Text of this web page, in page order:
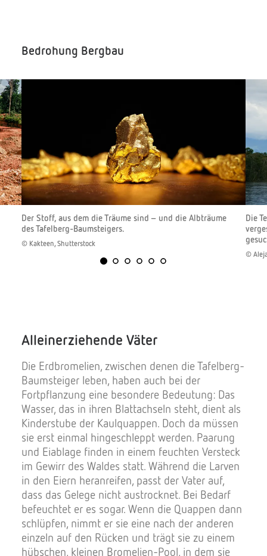
Bedrohung Bergbau
Der Stoff, aus dem die Träume sind – und die Albträume
des Tafelberg-Baumsteigers.
© Kakteen, Shutterstock
Die
©
Alleinerziehende Väter
Die Erdbromelien, zwischen denen die Tafelberg-
Baumsteiger leben, haben auch bei der
Fortpflanzung eine besondere Bedeutung: Das
Wasser, das in ihren Blattachseln steht, dient als
Kinderstube der Kaulquappen. Doch da müssen
sie erst einmal hingeschleppt werden. Paarung
und Eiablage finden in einem feuchten Versteck
im Gewirr des Waldes statt. Während die Larven
in den Eiern heranreifen, passt der Vater auf,
dass das Gelege nicht austrocknet. Bei Bedarf
befeuchtet er es sogar. Wenn die Quappen dann
schlüpfen, nimmt er sie eine nach der anderen
einzeln auf den Rücken und trägt sie zu einem
hübschen, kleinen Bromelien-Pool, in dem sie